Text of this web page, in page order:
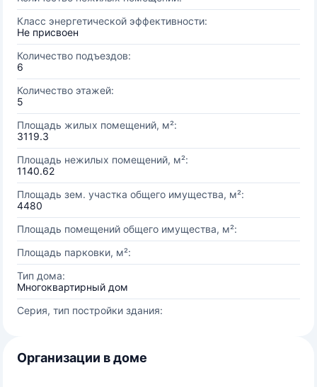
Класс энергетической эффективности:
Не присвоен
Количество подъездов:
6
Количество этажей:
5
Площадь жилых помещений, м²:
3119.3
Площадь нежилых помещений, м²:
1140.62
Площадь зем. участка общего имущества, м²:
4480
Площадь помещений общего имущества, м²:
Площадь парковки, м²:
Тип дома:
Многоквартирный дом
Серия, тип постройки здания:
Организации в доме